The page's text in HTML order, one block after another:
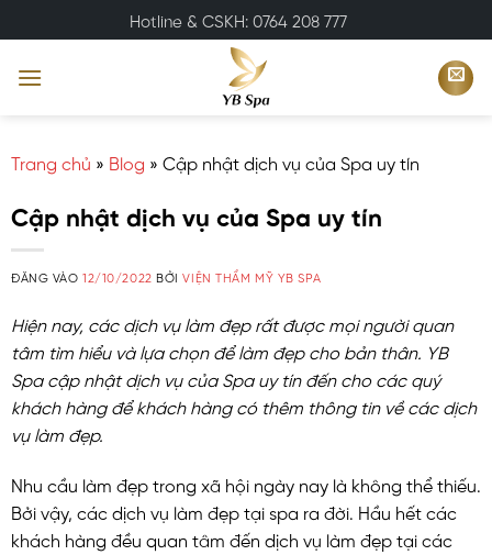
qua
nội
Hotline & CSKH: 0764 208 777
Trang chủ » Blog » Cập nhật dịch vụ của Spa uy tín
Cập nhật dịch vụ của Spa uy tín
ĐĂNG VÀO12/10/2022 BỞIVIỆN THẨM MỸ YB SPA
Hiện nay, các dịch vụ làm đẹp rất được mọi người quan
tâm tìm hiểu và lựa chọn để làm đẹp cho bản thân. YB
Spa cập nhật dịch vụ của Spa uy tín đến cho các quý
khách hàng để khách hàng có thêm thông tin về các dịch
vụ làm đẹp.
Nhu cầu làm đẹp trong xã hội ngày nay là không thể thiếu.
Bởi vậy, các dịch vụ làm đẹp tại spa ra đời. Hầu hết các
khách hàng đều quan tâm đến dịch vụ làm đẹp tại các